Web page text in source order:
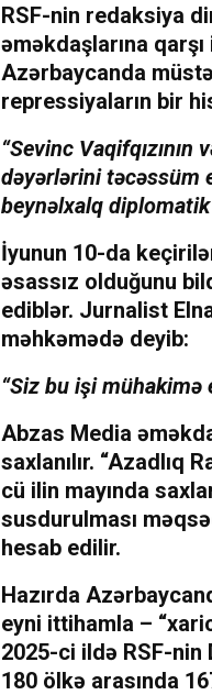
RSF-nin redaksiya
əməkdaşlarına
Azərbaycanda
repressiyaların bir
“Sevinc
dəyərlərini təcəssüm
beynəlxalq diplomatik
İyunun 10-da
əsassız olduğunu
ediblər. Jurnalist
məhkəmədə deyib:
“Siz bu işi
Abzas Media
saxlanılır. “Azadlıq
cü ilin mayında
susdurulması
hesab edilir.
Hazırda
eyni ittihamla –
2025-ci ildə RSF-nin
180 ölkə arasında